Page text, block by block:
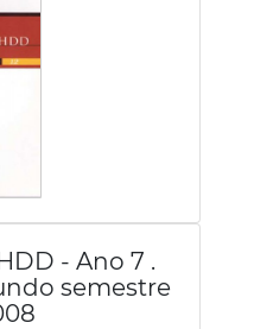
- Ano 7 .
semestre